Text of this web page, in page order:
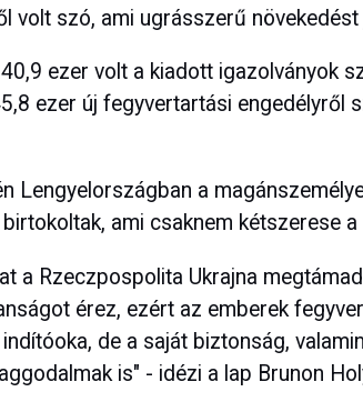
volt szó, ami ugrásszerű növekedést
ezer volt a kiadott igazolványok
ezer új fegyvertartási engedélyről
Lengyelországban a
ami csaknem kétszerese
a Rzeczpospolita Ukrajna
érez, ezért az emberek
de a saját biztonság,
is" - idézi a lap Brunon